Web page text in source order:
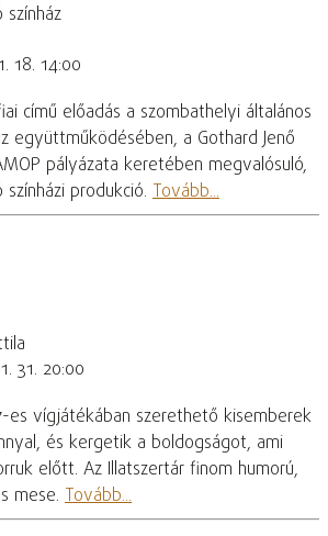
18. 14:00
című előadás a szombathelyi általános
együttműködésében, a Gothard Jenő
pályázata keretében megvalósuló,
produkció. Tovább...
31. 20:00
es vígjátékában szerethető kisemberek
és kergetik a boldogságot, ami
előtt. Az Illatszertár finom humorú,
mese. Tovább...